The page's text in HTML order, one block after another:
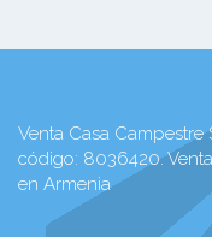
Venta Casa
código: 8036420.
en Armenia